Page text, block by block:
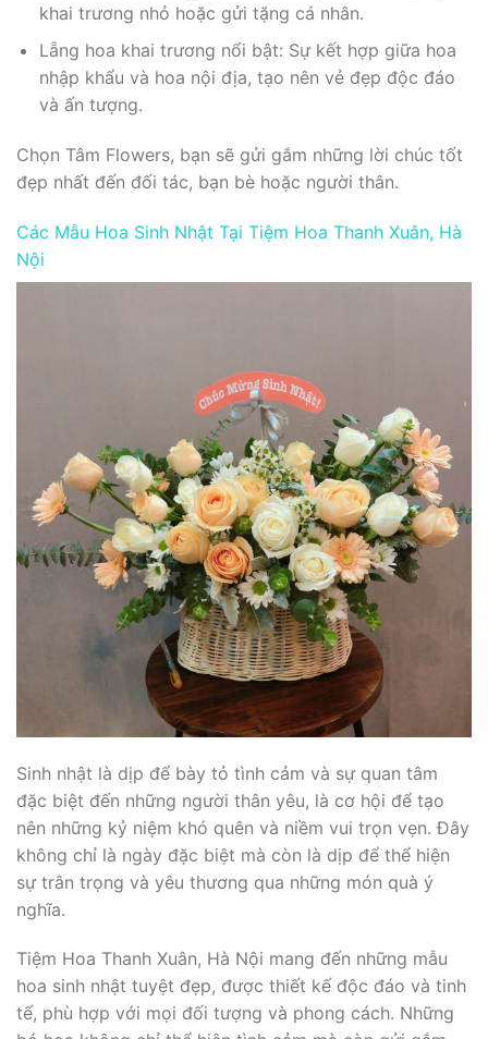
khai trương nhỏ hoặc gửi tặng cá nhân.
Lẵng hoa khai trương nổi bật: Sự kết hợp giữa hoa
nhập khẩu và hoa nội địa, tạo nên vẻ đẹp độc đáo
và ấn tượng.
Chọn Tâm Flowers, bạn sẽ gửi gắm những lời chúc tốt
đẹp nhất đến đối tác, bạn bè hoặc người thân.
Các Mẫu Hoa Sinh Nhật Tại Tiệm Hoa Thanh Xuân, Hà
Nội
Sinh nhật là dịp để bày tỏ tình cảm và sự quan tâm
đặc biệt đến những người thân yêu, là cơ hội để tạo
nên những kỷ niệm khó quên và niềm vui trọn vẹn. Đây
không chỉ là ngày đặc biệt mà còn là dịp để thể hiện
sự trân trọng và yêu thương qua những món quà ý
nghĩa.
Tiệm Hoa Thanh Xuân, Hà Nội mang đến những mẫu
hoa sinh nhật tuyệt đẹp, được thiết kế độc đáo và tinh
tế, phù hợp với mọi đối tượng và phong cách. Những